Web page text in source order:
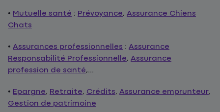
• Mutuelle santé : Prévoyance, Assurance Chiens
Chats
• Assurances professionnelles : Assurance
Responsabilité Professionnelle, Assurance
profession de santé,...
• Epargne, Retraite, Crédits, Assurance emprunteur,
Gestion de patrimoine